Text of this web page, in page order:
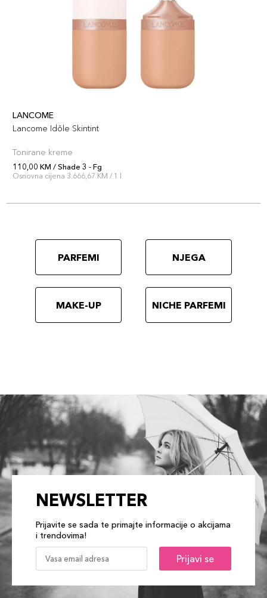
LANCOME
Lancome Idôle Skintint
Tonirane kreme
110,00 KM / Shade 3 - Fg
Osnovna cijena 3.666,67 KM / 1 l
PARFEMI NJEGA
MAKE-UP NICHE PARFEMI
NEWSLETTER
Prijavite se sada te primajte informacije o akcijama
i trendovima!
Prijavi se